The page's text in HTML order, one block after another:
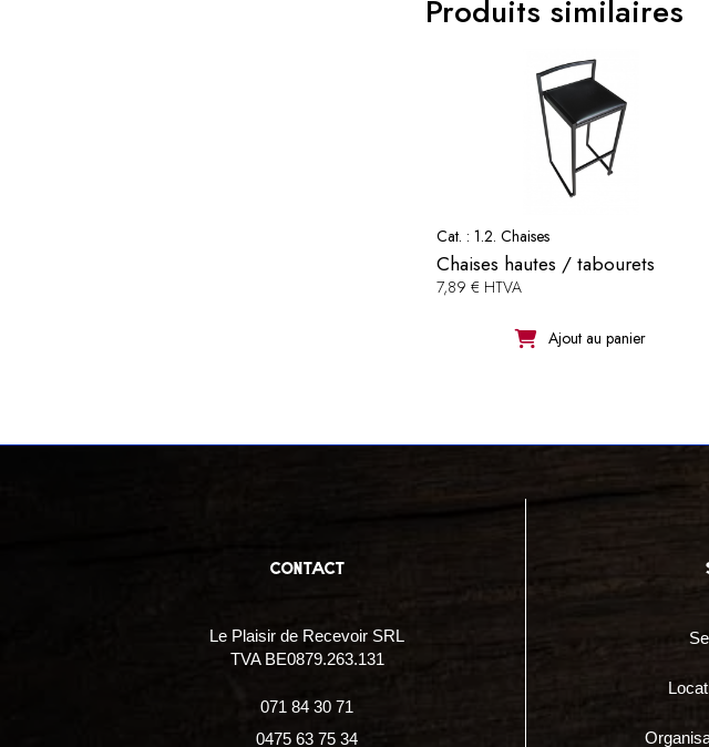
Produits similaires
Cat. : 1.2. Chaises
Chaises hautes / tabourets
7,89 € HTVA
Ajout au panier
contact
Le Plaisir de Recevoir SRL
TVA BE0879.263.131
071 84 30 71
0475 63 75 34